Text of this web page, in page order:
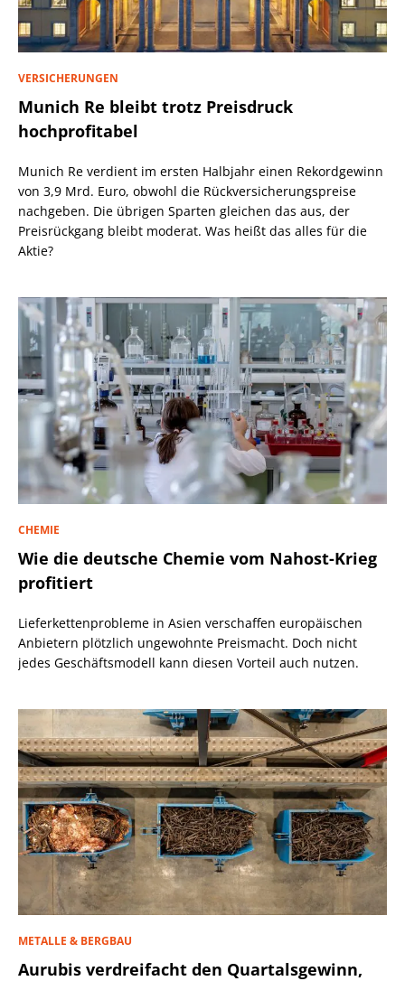
VERSICHERUNGEN
Munich Re bleibt trotz Preisdruck
hochprofitabel
Munich Re verdient im ersten Halbjahr einen Rekordgewinn
von 3,9 Mrd. Euro, obwohl die Rückversicherungspreise
nachgeben. Die übrigen Sparten gleichen das aus, der
Preisrückgang bleibt moderat. Was heißt das alles für die
Aktie?
CHEMIE
Wie die deutsche Chemie vom Nahost-Krieg
profitiert
Lieferkettenprobleme in Asien verschaffen europäischen
Anbietern plötzlich ungewohnte Preismacht. Doch nicht
jedes Geschäftsmodell kann diesen Vorteil auch nutzen.
METALLE & BERGBAU
Aurubis verdreifacht den Quartalsgewinn,